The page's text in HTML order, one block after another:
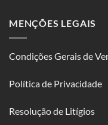
MENÇÕES LEGAIS
Condições Gerais de
Política de Privacidade
Resolução de Litígios